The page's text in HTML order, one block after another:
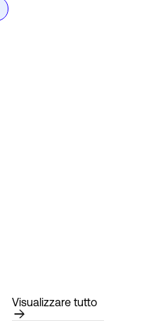
Visualizzare tutto